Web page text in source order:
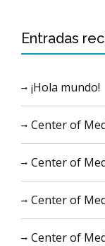
Entradas
¡Hola mundo!
Center of
Center of
Center of
Center of